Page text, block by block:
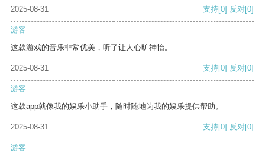
2025-08-31
支持[0] 反对[0]
游客
这款游戏的音乐非常优美，听了让人心旷神怡。
2025-08-31 支持[0] 反对[0]
游客
这款app就像我的娱乐小助手，随时随地为我的娱乐提供帮助。
2025-08-31 支持[0] 反对[0]
游客